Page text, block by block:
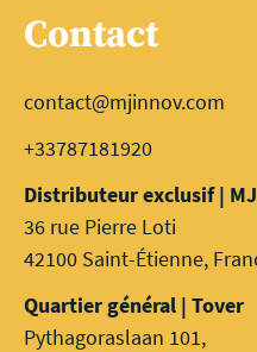
Contact
contact@mjinnov.com
+33787181920
Distributeur exclusif | MJ
36 rue Pierre Loti
42100 Saint-Étienne,
Quartier général | Tover
Pythagoraslaan 101,